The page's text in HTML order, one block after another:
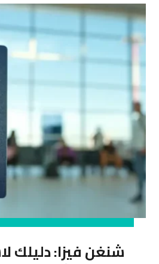
شنغن فيزا: دليلك